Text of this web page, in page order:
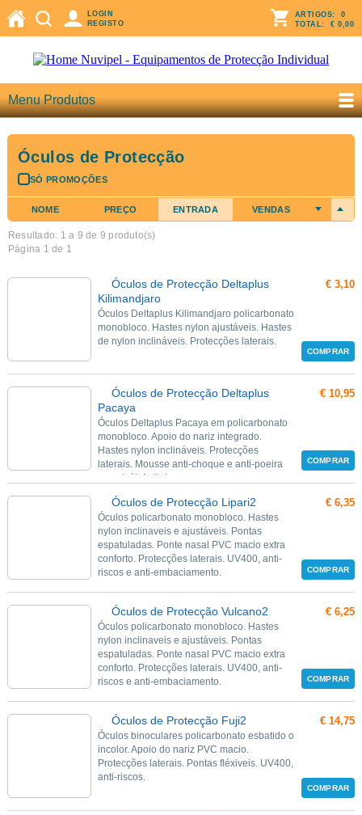
LOGIN
REGISTO
ARTIGOS: 0
TOTAL: € 0,00
Menu Produtos
Óculos de Protecção
SÓ PROMOÇÕES
NOME PREÇO ENTRADA VENDAS
Resultado: 1 a 9 de 9 produto(s)
Página 1 de 1
Óculos de Protecção Deltaplus
Kilimandjaro
Óculos Deltaplus Kilimandjaro policarbonato
monobloco. Hastes nylon ajustáveis. Hastes
de nylon inclináveis. Protecções laterais.
€ 3,10
COMPRAR
Óculos de Protecção Deltaplus
Pacaya
Óculos Deltaplus Pacaya em policarbonato
monobloco. Apoio do nariz integrado.
Hastes nylon inclináveis. Protecções
laterais. Mousse anti-choque e anti-poeira
amovivél. Anti-riscos.
€ 10,95
COMPRAR
Óculos de Protecção Lipari2
Óculos policarbonato monobloco. Hastes
nylon inclinaveis e ajustáveis. Pontas
espatuladas. Ponte nasal PVC macio extra
conforto. Protecções laterais. UV400, anti-
riscos e anti-embaciamento.
€ 6,35
COMPRAR
Óculos de Protecção Vulcano2
Óculos policarbonato monobloco. Hastes
nylon inclinaveis e ajustáveis. Pontas
espatuladas. Ponte nasal PVC macio extra
conforto. Protecções laterais. UV400, anti-
riscos e anti-embaciamento.
€ 6,25
COMPRAR
Óculos de Protecção Fuji2
Óculos binoculares policarbonato esbatido o
incolor. Apoio do nariz PVC macio.
Protecções laterais. Pontas fléxiveis. UV400,
anti-riscos.
€ 14,75
COMPRAR